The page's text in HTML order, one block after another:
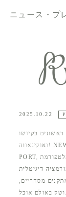
ニュース・プ
2025.10.22
ראשונים בקיושו
ואוקינאווה! NEW
PORT, פלטפורמת
דיגיטלית
מסחריים,
באולם אוכל